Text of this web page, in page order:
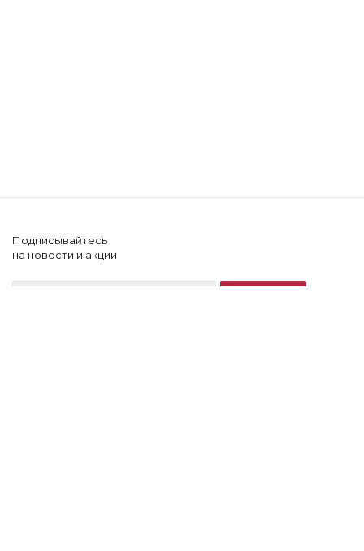
Подписывайтесь
на новости и акции